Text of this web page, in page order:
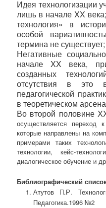
Идея технологизации
лишь в начале XX
технология» в
особой
термина не существует;
Негативные
началеXX века,
созданных
отсутствия в это
педагогической
в теоретическом
Во второй половине
осуществляется переход
которые направлены на
примерами таких
технологии, кейс-
диалогическое обучение и
Библиографический
Атутов П.Р.
Педагогика.1996 №2